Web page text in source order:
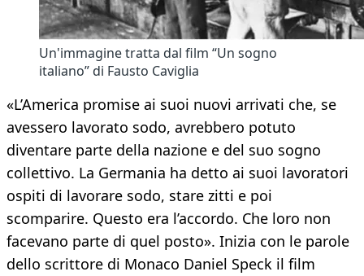
Un'immagine tratta dal film “Un sogno
italiano” di Fausto Caviglia
«L’America promise ai suoi nuovi arrivati che, se
avessero lavorato sodo, avrebbero potuto
diventare parte della nazione e del suo sogno
collettivo. La Germania ha detto ai suoi lavoratori
ospiti di lavorare sodo, stare zitti e poi
scomparire. Questo era l’accordo. Che loro non
facevano parte di quel posto». Inizia con le parole
dello scrittore di Monaco Daniel Speck il film